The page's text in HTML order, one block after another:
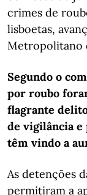
crimes de
lisboetas,
Metropolitano
Segundo o
por roubo
flagrante delito
de vigilância e
têm vindo a
As detenções
permitiram a